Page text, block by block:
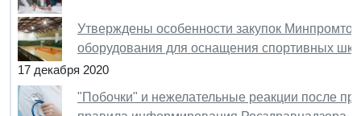
Утверждены особенности закупок
оборудования для оснащения спортивных
17 декабря 2020
"Побочки" и нежелательные реакции после